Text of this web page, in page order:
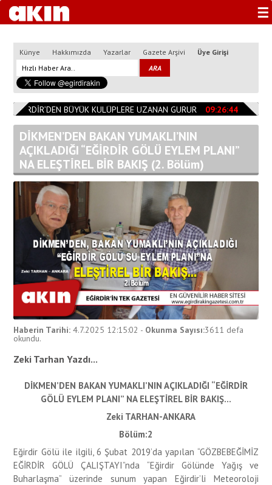
☰
Künye Hakkımızda Yazarlar Gazete Arşivi Üye Girişi
EĞİRDİR’DEN BÜYÜK KULÜPLERE UZANAN GURUR 09:26:44
DİKMEN’DEN BAKAN YUMAKLI’NIN
AÇIKLADIĞI “EĞİRDİR GÖLÜ EYLEM PLANI”
NA ELEŞTİREL BİR BAKIŞ (2. Bölüm)
Haberin Tarihi: 4.7.2025 12:15:02 - Okunma Sayısı:3611 defa
okundu.
Zeki Tarhan Yazdı...
DİKMEN’DEN BAKAN YUMAKLI’NIN AÇIKLADIĞI “EĞİRDİR
GÖLÜ EYLEM PLANI” NA ELEŞTİREL BİR BAKIŞ…
Zeki TARHAN-ANKARA
Bölüm:2
Eğirdir Gölü ile ilgili, 6 Şubat 2019’da yapılan “GÖZBEBEĞİMİZ
EĞİRDİR GÖLÜ ÇALIŞTAYI”nda “Eğirdir Gölünde Yağış ve
Buharlaşma” üzerinde sunum yapan Eğirdir’li Meteoroloji